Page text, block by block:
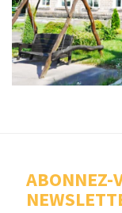
ABONNEZ-